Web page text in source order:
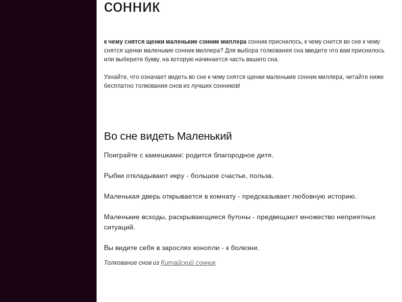
к чему снятся щенки маленькие сонник миллерасонник приснилось, к чему снится во сне к чему
снятся щенки маленькие сонник миллера? Для выбора толкования сна введите что вам приснилось
или выберите букву, на которую начинается часть вашего сна.
Узнайте, что означает видеть во сне к чему снятся щенки маленькие сонник миллера, читайте ниже
бесплатно толкования снов из лучших сонников!
Во сне видеть Маленький
Поиграйте с камешками: родится благородное дитя.
Рыбки откладывают икру - большое счастье, польза.
Маленькая дверь открывается в комнату - предсказывает любовную историю.
Маленькие всходы, раскрывающиеся бутоны - предвещают множество неприятных
ситуаций.
Вы видите себя в зарослях конопли - к болезни.
Толкование снов изКитайский сонник